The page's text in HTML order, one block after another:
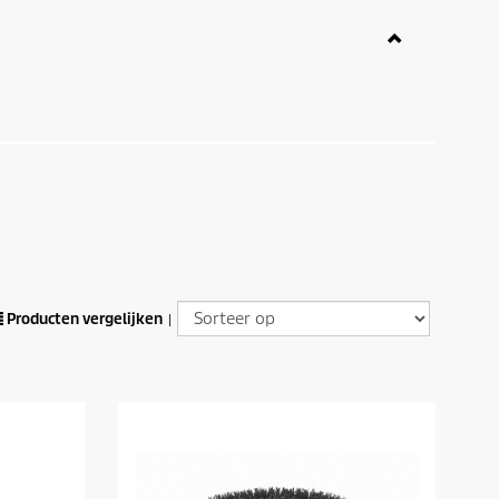
Producten vergelijken |